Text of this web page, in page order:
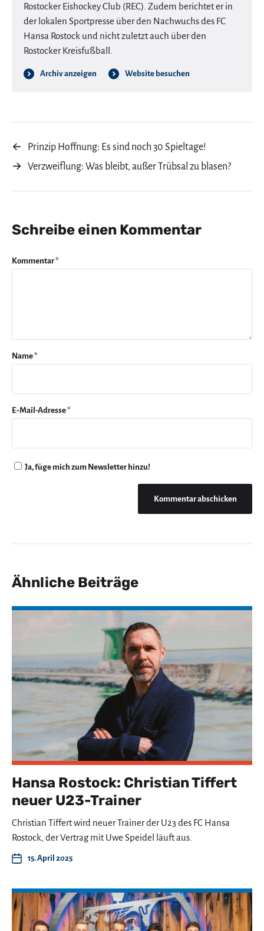
Rostocker Eishockey Club (REC). Zudem berichtet er in
der lokalen Sportpresse über den Nachwuchs des FC
Hansa Rostock und nicht zuletzt auch über den
Rostocker Kreisfußball.
Archiv anzeigen Website besuchen
←
Prinzip Hoffnung: Es sind noch 30 Spieltage!
→
Verzweiflung: Was bleibt, außer Trübsal zu blasen?
Schreibe einen Kommentar
Kommentar*
Name*
E-Mail-Adresse*
Ja, füge mich zum Newsletter hinzu!
Ähnliche Beiträge
Hansa Rostock: Christian Tiffert
neuer U23-Trainer
Christian Tiffert wird neuer Trainer der U23 des FC Hansa
Rostock, der Vertrag mit Uwe Speidel läuft aus.
15. April 2025